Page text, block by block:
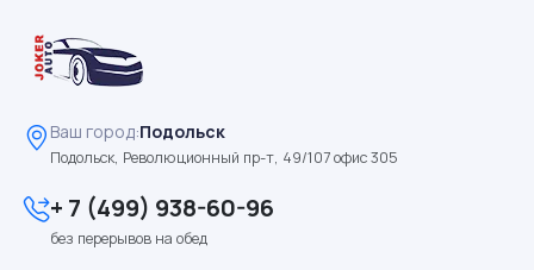
Ваш город:Подольск
Подольск, Революционный пр-т, 49/107 офис 305
+ 7 (499) 938-60-96
без перерывов на обед